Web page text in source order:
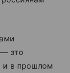
это
и в прошлом